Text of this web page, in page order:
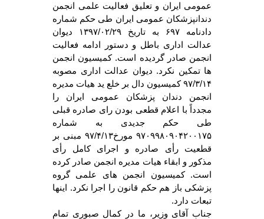
عمومی ایران و تعلیق فعالیت علمی انجمن
دندانپزشکان عمومی ایران طی حکم شماره
دادنامه ۶۹۷ به تاریخ ۱۳۹۷/۰۲/۲۹
دیوان
عدالت اداری باطل و دستور ادامه فعالیت
انجمن صادر گردیده است. کمیسیون انجمن
ها تمکین نکرد. دیوان عدالت اداری مصوبه
۹۷/۳/۱۴کمیسیون دال بر خلع ید هیات مدیره
انجمن دندان پزشکان عمومی ایران را
مجدداً با اعلام قطعی بودن رای صادره قبلی
طی حکم جدیدی به شماره
۹۷۰۹۹۸۰۹۰۴۲۰۰۱۷۵
مورخ۹۷/۴/۱۳ مبنی بر
قطعیت رأی صادره و اجرای کامل رأی
مذکور و ابقاء هیات مدیره انجمن صادر کرده
است. کمیسیون انجمن های علمی گروه
پزشکی باز هم حکم قانون را اجرا نکرد. اینها
تبعات دارد.
جناب آقای وزیر، ما در کمال صبوری تمام